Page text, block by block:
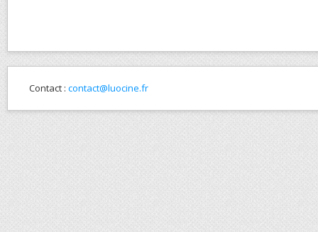
Contact : contact@luocine.fr